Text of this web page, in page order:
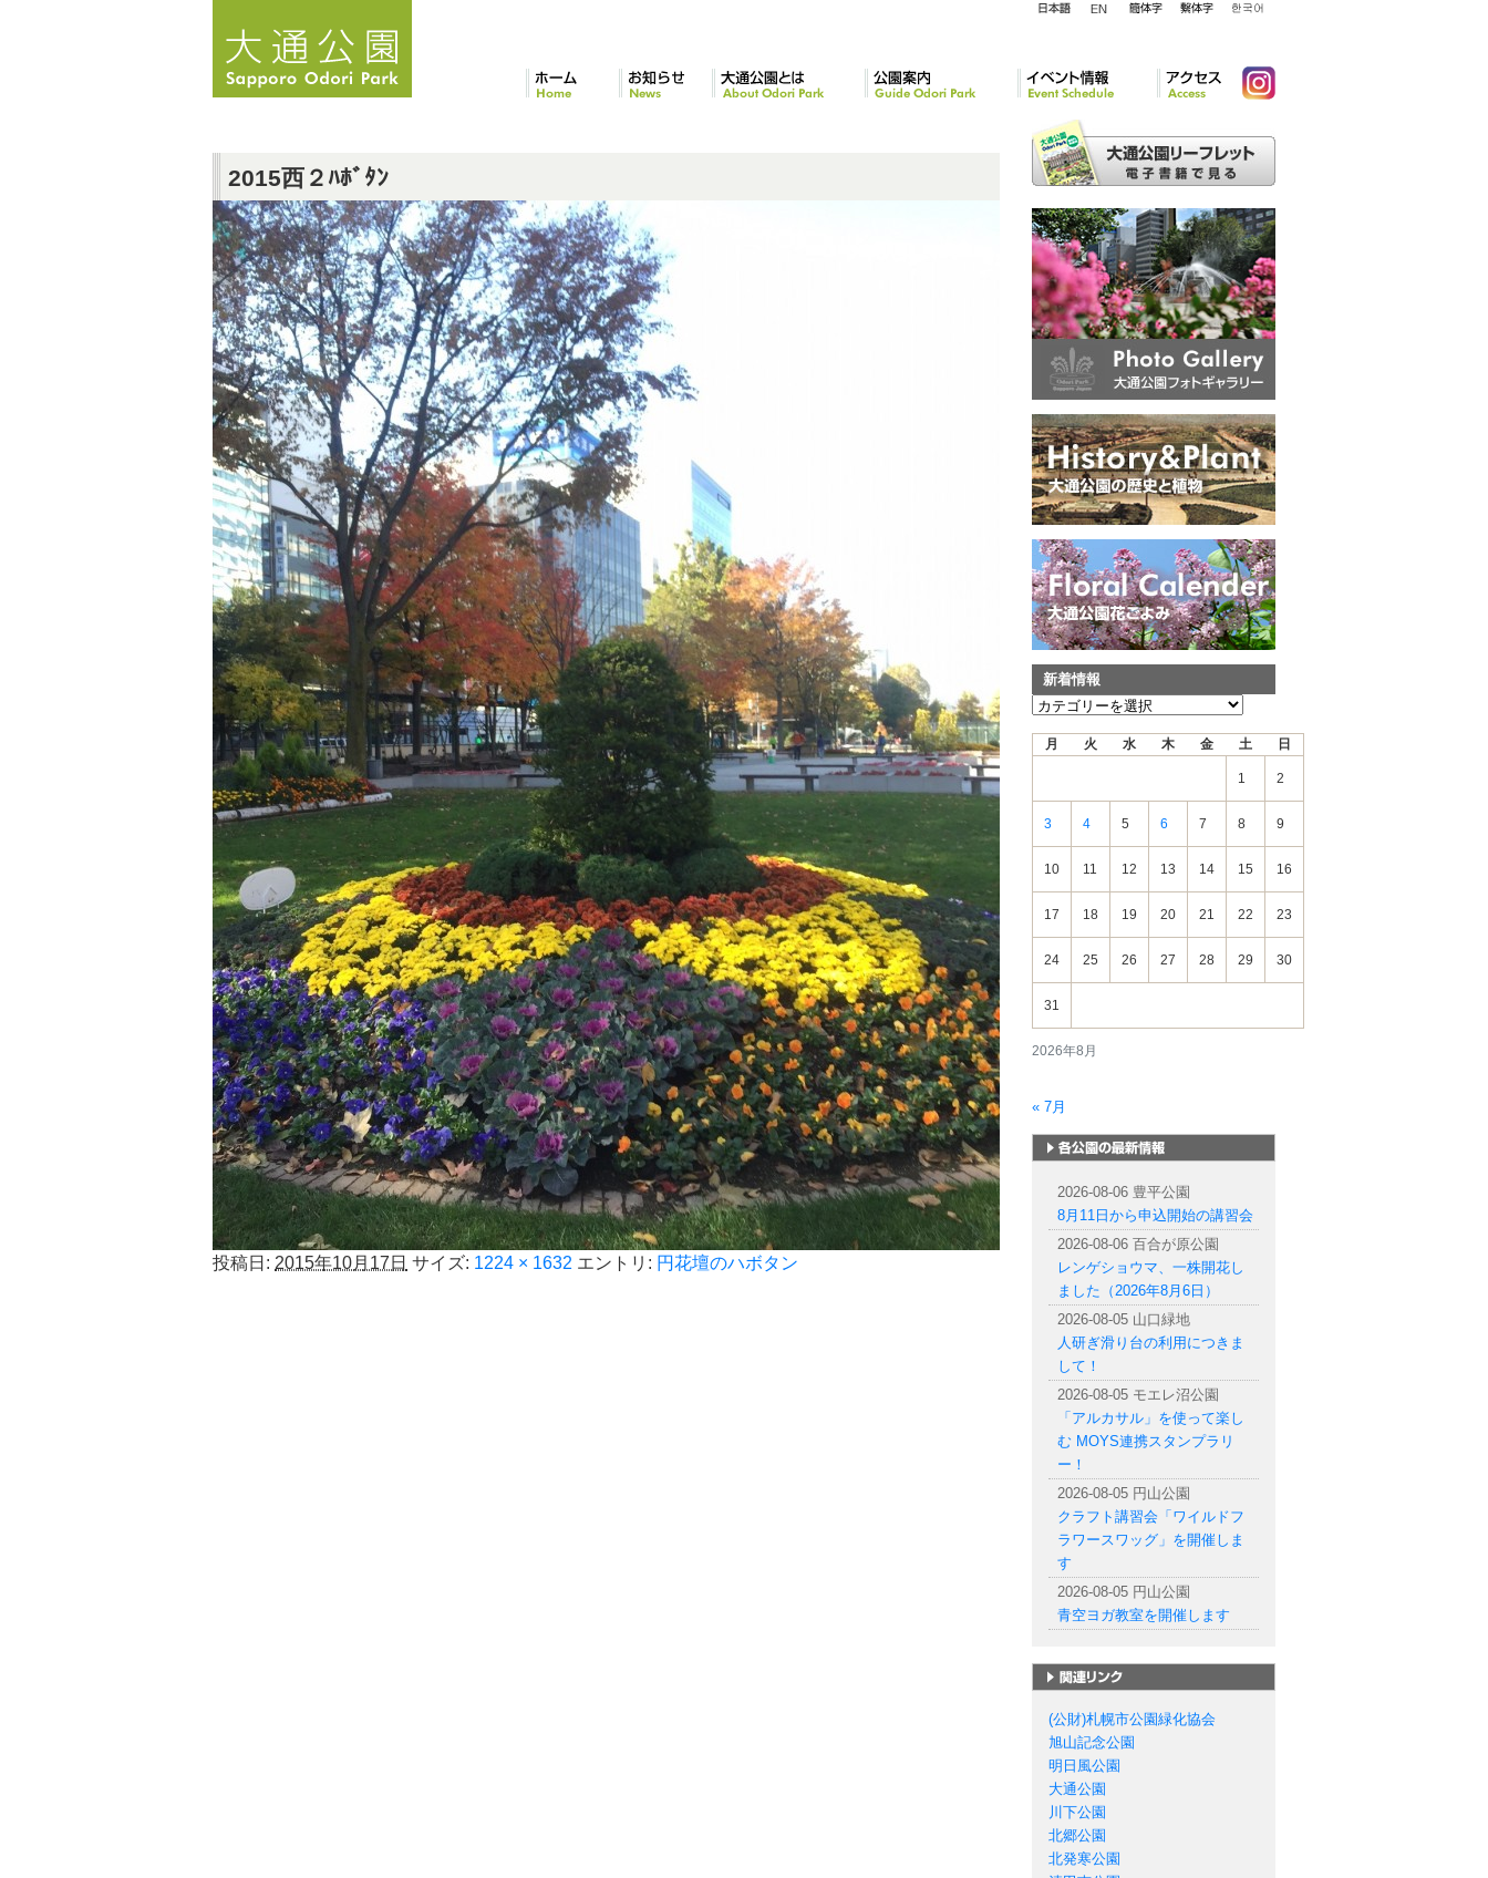
ス
2015西２ﾊﾎﾞﾀﾝ
投稿日: 2015年10月17日 サイズ: 1224 × 1632 エントリ: 円花壇のハボタン
新着情報
新
2026年8月
月 火 水 木 金 土 日
1 2
3 4 5 6 7 8 9
10 11 12 13 14 15 16
17 18 19 20 21 22 23
24 25 26 27 28 29 30
31
« 7月
2026-08-06 豊平公園
8月11日から申込開始の講習会
2026-08-06 百合が原公園
レンゲショウマ、一株開花し
ました（2026年8月6日）
2026-08-05 山口緑地
人研ぎ滑り台の利用につきま
して！
2026-08-05 モエレ沼公園
「アルカサル」を使って楽し
む MOYS連携スタンプラリ
ー！
2026-08-05 円山公園
クラフト講習会「ワイルドフ
ラワースワッグ」を開催しま
す
2026-08-05 円山公園
青空ヨガ教室を開催します
(公財)札幌市公園緑化協会
旭山記念公園
明日風公園
大通公園
川下公園
北郷公園
北発寒公園